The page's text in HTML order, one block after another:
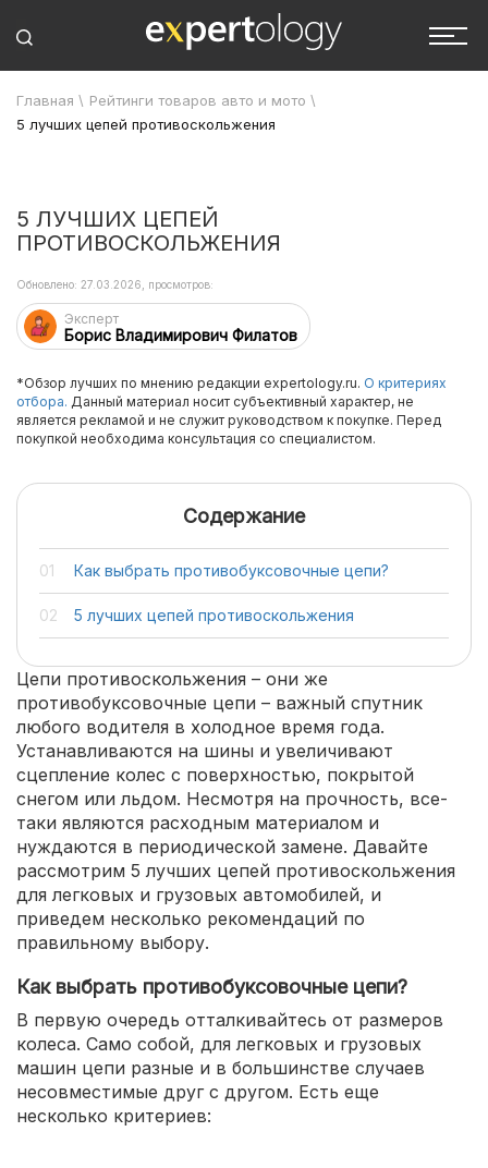
Главная \ Рейтинги товаров авто и мото \
5 лучших цепей противоскольжения
5 ЛУЧШИХ ЦЕПЕЙ
ПРОТИВОСКОЛЬЖЕНИЯ
Эксперт
Борис Владимирович Филатов
Обновлено: 27.03.2026, просмотров:
*Обзор лучших по мнению редакции expertology.ru. О критериях
отбора. Данный материал носит субъективный характер, не
является рекламой и не служит руководством к покупке. Перед
покупкой необходима консультация со специалистом.
Содержание
Как выбрать противобуксовочные цепи?
5 лучших цепей противоскольжения
Цепи противоскольжения – они же
противобуксовочные цепи – важный спутник
любого водителя в холодное время года.
Устанавливаются на шины и увеличивают
сцепление колес с поверхностью, покрытой
снегом или льдом. Несмотря на прочность, все-
таки являются расходным материалом и
нуждаются в периодической замене. Давайте
рассмотрим 5 лучших цепей противоскольжения
для легковых и грузовых автомобилей, и
приведем несколько рекомендаций по
правильному выбору.
Как выбрать противобуксовочные цепи?
В первую очередь отталкивайтесь от размеров
колеса. Само собой, для легковых и грузовых
машин цепи разные и в большинстве случаев
несовместимые друг с другом. Есть еще
несколько критериев: